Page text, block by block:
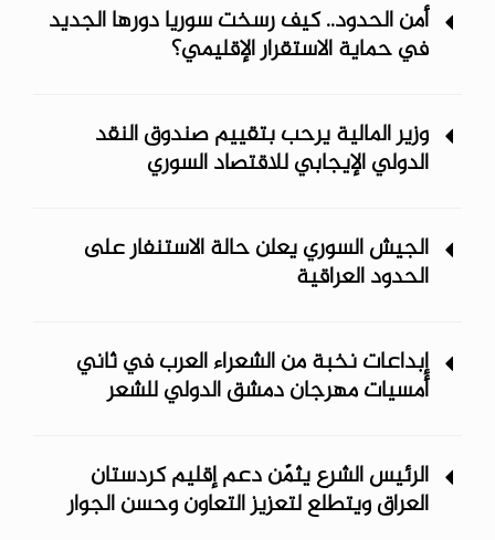
أمن الحدود.. كيف رسخت سوريا دورها الجديد
في حماية الاستقرار الإقليمي؟
وزير المالية يرحب بتقييم صندوق النقد
الدولي الإيجابي للاقتصاد السوري
الجيش السوري يعلن حالة الاستنفار على
الحدود العراقية
إبداعات نخبة من الشعراء العرب في ثاني
أمسيات مهرجان دمشق الدولي ‏للشعر
الرئيس الشرع يثمّن دعم إقليم كردستان
العراق ويتطلع لتعزيز التعاون وحسن الجوار